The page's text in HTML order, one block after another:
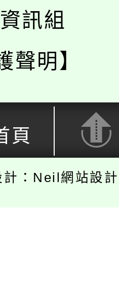
訊組
聲明】
頁
計：Neil網站設